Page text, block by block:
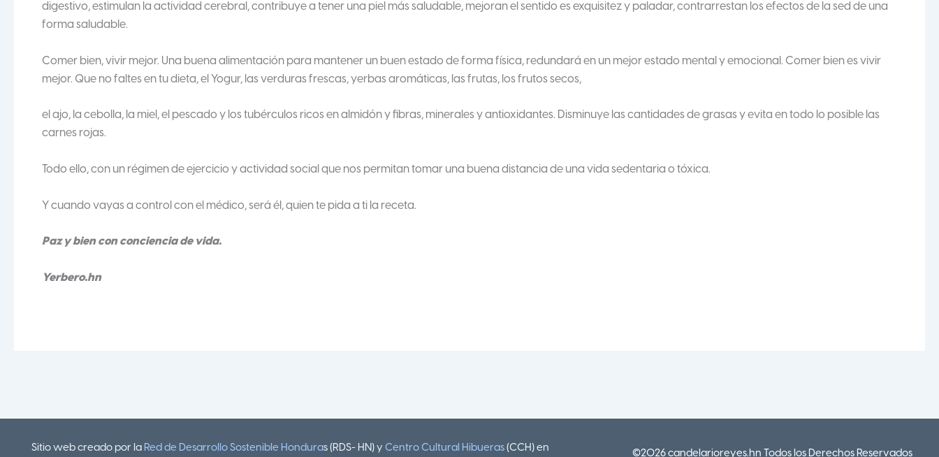
digestivo, estimulan la actividad cerebral, contribuye a tener una piel más saludable, mejoran el sentido es exquisitez y paladar, contrarrestan los efectos de la sed de una
forma saludable.
Comer bien, vivir mejor. Una buena alimentación para mantener un buen estado de forma física, redundará en un mejor estado mental y emocional. Comer bien es vivir
mejor. Que no faltes en tu dieta, el Yogur, las verduras frescas, yerbas aromáticas, las frutas, los frutos secos,
el ajo, la cebolla, la miel, el pescado y los tubérculos ricos en almidón y fibras, minerales y antioxidantes. Disminuye las cantidades de grasas y evita en todo lo posible las
carnes rojas.
Todo ello, con un régimen de ejercicio y actividad social que nos permitan tomar una buena distancia de una vida sedentaria o tóxica.
Y cuando vayas a control con el médico, será él, quien te pida a ti la receta.
Paz y bien con conciencia de vida.
Yerbero.hn
Sitio web creado por la Red de Desarrollo Sostenible Honduras (RDS- HN) y Centro Cultural Hibueras(CCH) en ©2026 candelarioreyes.hn Todos los Derechos Reservados